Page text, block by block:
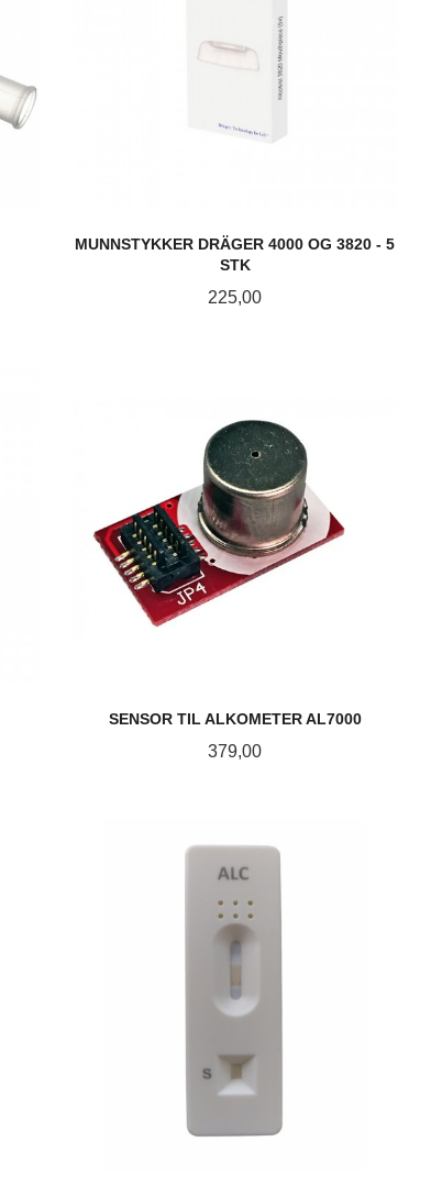
MUNNSTYKKER DRÄGER 4000 OG 3820 - 5
STK
Pris
225,00
SENSOR TIL ALKOMETER AL7000
Pris
379,00